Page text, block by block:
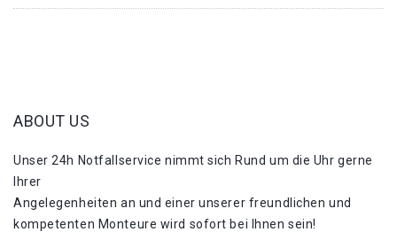
ABOUT US
Unser 24h Notfallservice nimmt sich Rund um die Uhr gerne
Ihrer
Angelegenheiten an und einer unserer freundlichen und
kompetenten Monteure wird sofort bei Ihnen sein!